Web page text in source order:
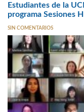
Estudiantes de la
programa Sesiones
SIN COMENTARIOS